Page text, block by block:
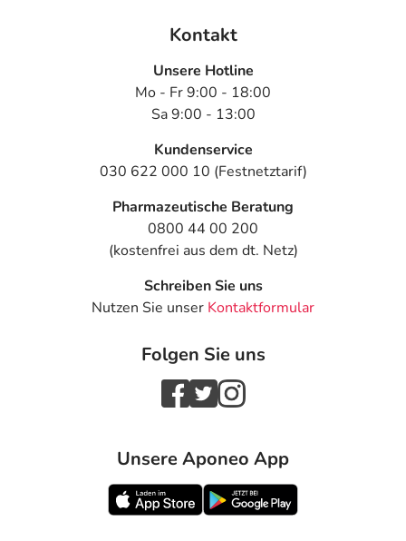
Kontakt
Unsere Hotline
Mo - Fr 9:00 - 18:00
Sa 9:00 - 13:00
Kundenservice
030 622 000 10 (Festnetztarif)
Pharmazeutische Beratung
0800 44 00 200
(kostenfrei aus dem dt. Netz)
Schreiben Sie uns
Nutzen Sie unser Kontaktformular
Folgen Sie uns
Unsere Aponeo App